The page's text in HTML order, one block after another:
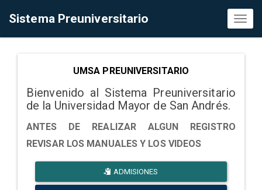
Sistema Preuniversitario
UMSA PREUNIVERSITARIO
Bienvenido al Sistema Preuniversitario
de la Universidad Mayor de San Andrés.
ANTES DE REALIZAR ALGUN REGISTRO
REVISAR LOS MANUALES Y LOS VIDEOS
ADMISIONES